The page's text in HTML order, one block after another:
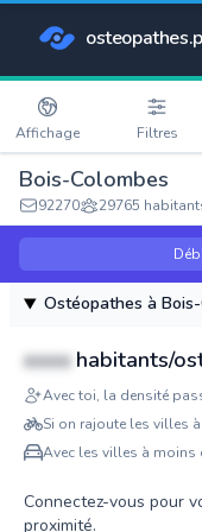
Affichage Filtres
Bois-Colombes
92270 29765
Ostéopathes à
xxxx habitants/
Avec toi, la densité
Si on rajoute les villes
Avec les villes à moins
Connectez-vous pour
proximité.